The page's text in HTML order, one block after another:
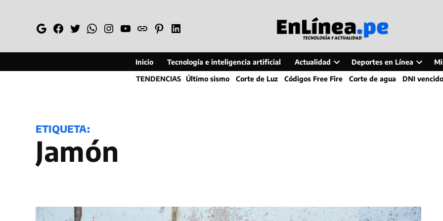
GoogleFacebook
TwitterWhatsapp
Instagram
YouTube
WebPinterestLinkedin
Inicio Tecnología e inteligencia artificial Actualidad
Open
dropdown
Deportes en Línea
Open
dropdown
TENDENCIAS Último sismo Corte de Luz Códigos Free Fire Corte de agua DNI vencido
ETIQUETA:
jamón